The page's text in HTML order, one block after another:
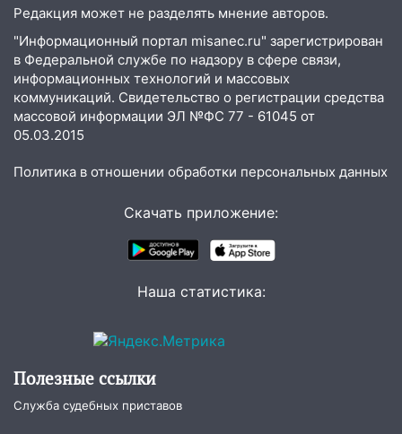
19:39
В Ульяновске открылась выставка
к 100-летию художника Владимира
Зинина
19:10 Прогноз погоды в Ульяновской
области на 4 августа
18:54
вспыхнул бензовоз
обновление водоснабжения направят
490 млн рублей
предприятие в Павловском районе
В парке «Прибрежный» девушка
17:04 На Ульяновскую область
надвигается опасная непогода: крупный
Редакция может не разделять мнение авторов.
"Информационный портал misanec.ru" зарегистрирован
в Федеральной службе по надзору в сфере связи,
информационных технологий и массовых
коммуникаций. Свидетельство о регистрации средства
массовой информации ЭЛ №ФС 77 - 61045 от
05.03.2015
Политика в отношении обработки персональных данных
Скачать приложение:
Наша статистика:
Полезные ссылки
Служба судебных приставов